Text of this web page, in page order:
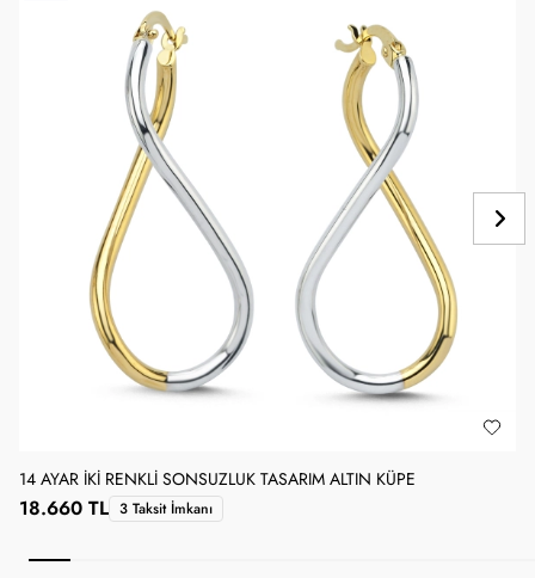
14 AYAR İKI RENKLI SONSUZLUK TASARIM ALTIN KÜPE
18.660 TL 3 Taksit İmkanı